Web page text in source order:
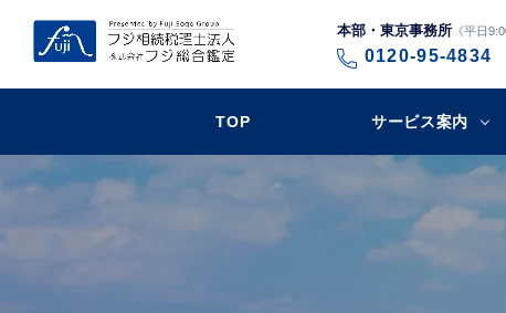
本部・東京事務所《平日
0120-95-4834
TOP サービス案内